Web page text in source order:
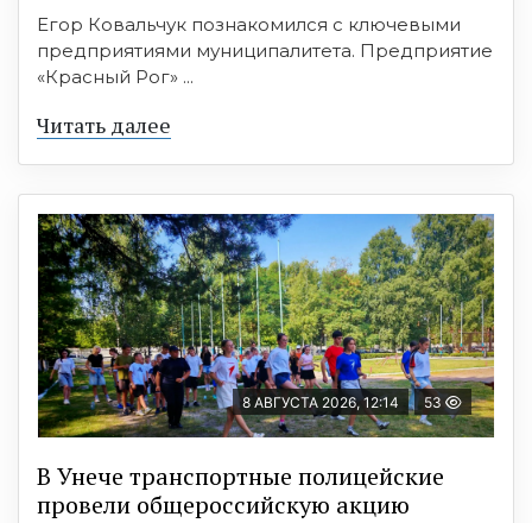
Егор Ковальчук познакомился с ключевыми
предприятиями муниципалитета. Предприятие
«Красный Рог» ...
Читать далее
8 АВГУСТА 2026, 12:14 53
В Унече транспортные полицейские
провели общероссийскую акцию